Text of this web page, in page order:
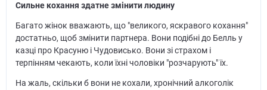
Сильне кохання здатне змінити людину
Багато жінок вважають, що "великого, яскравого кохання"
достатньо, щоб змінити партнера. Вони подібні до Белль у
казці про Красуню і Чудовисько. Вони зі страхом і
терпінням чекають, коли їхні чоловіки "розчарують" їх.
На жаль, скільки б вони не кохали, хронічний алкоголік